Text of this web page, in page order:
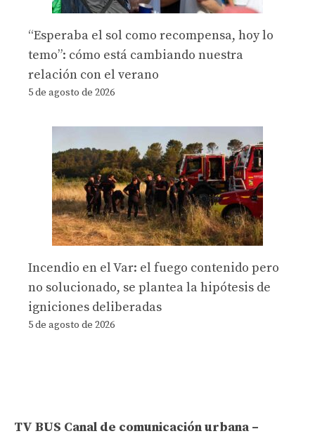
“Esperaba el sol como recompensa, hoy lo
temo”: cómo está cambiando nuestra
relación con el verano
5 de agosto de 2026
Incendio en el Var: el fuego contenido pero
no solucionado, se plantea la hipótesis de
igniciones deliberadas
5 de agosto de 2026
TV BUS Canal de comunicación urbana –